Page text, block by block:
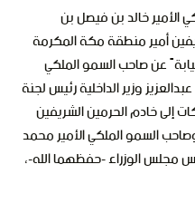
خالد بن فيصل بن
أمير منطقة مكة المكرمة
عن صاحب السمو الملكي
وزير الداخلية رئيس لجنة
إلى خادم الحرمين الشريفين
السمو الملكي الأمير محمد
مجلس الوزراء -حفظهما الله-،